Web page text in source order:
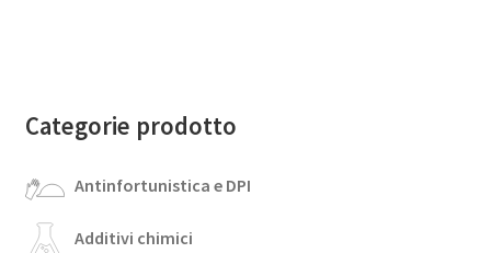
Categorie prodotto
Antinfortunistica e DPI
Additivi chimici